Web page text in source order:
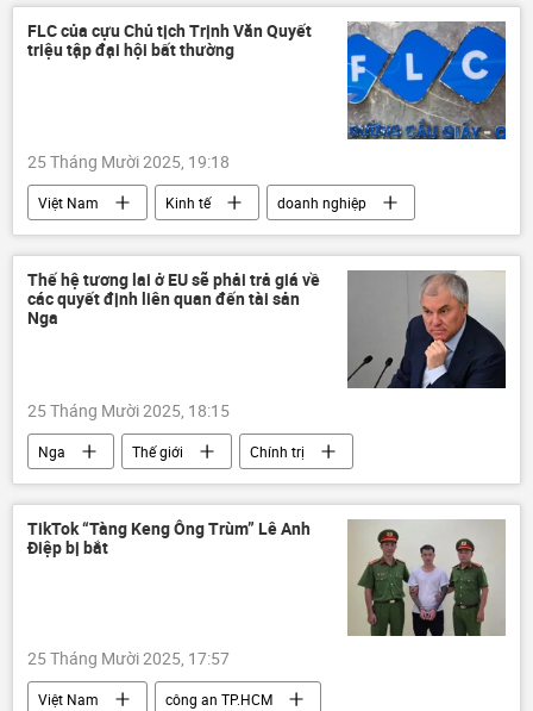
Bộ Ngoại giao Nga
nhà báo
MIA Rossiya Segodnya
FLC của cựu Chủ tịch Trịnh Văn Quyết
triệu tập đại hội bất thường
25 Tháng Mười 2025, 19:18
Việt Nam Kinh tế
doanh nghiệp
FLC
Bamboo Airways
Trịnh Văn Quyết
Hà Nội
Thế hệ tương lai ở EU sẽ phải trả giá về
các quyết định liên quan đến tài sản
Nga
25 Tháng Mười 2025, 18:15
Nga Thế giới
Chính trị
Duma Quốc gia Nga
Vyacheslav Volodin
tài sản
EU
Kinh tế
Châu Âu
TikTok “Tàng Keng Ông Trùm” Lê Anh
Điệp bị bắt
25 Tháng Mười 2025, 17:57
Việt Nam
công an TP.HCM